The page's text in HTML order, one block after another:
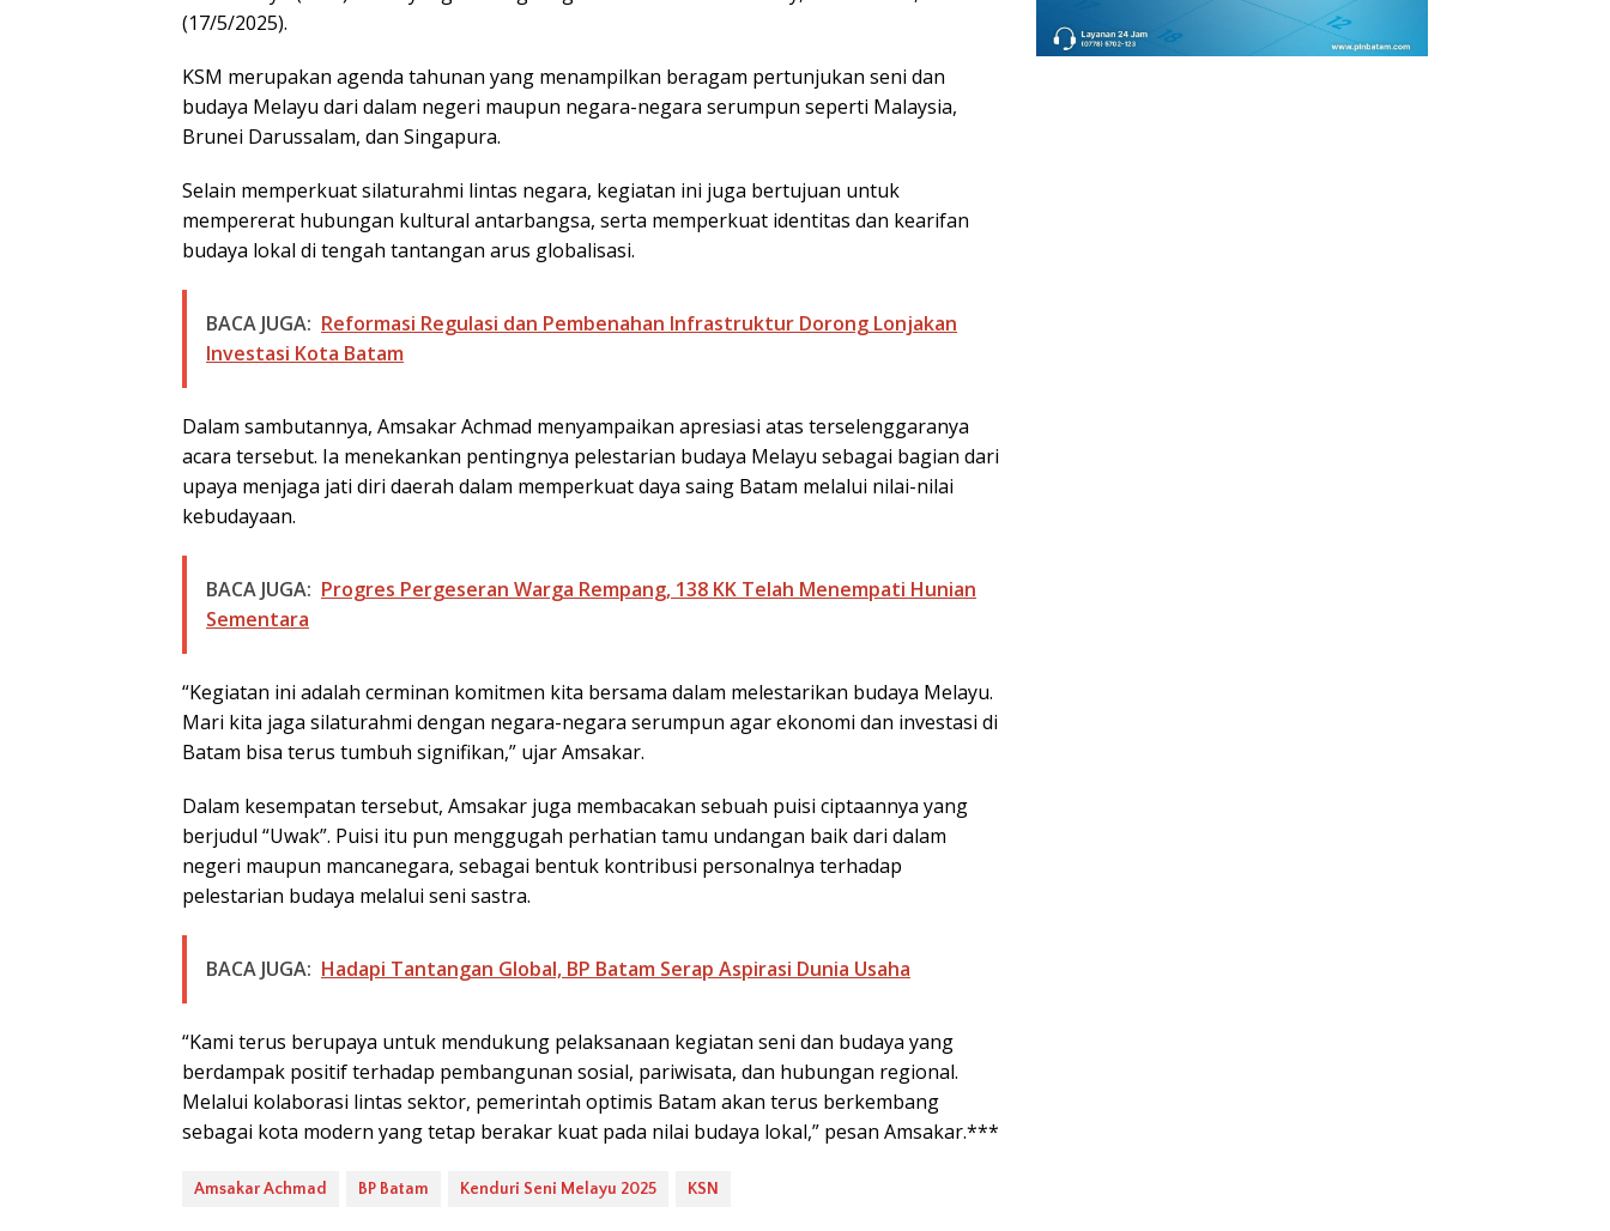
(17/5/2025).
KSM merupakan agenda tahunan yang menampilkan beragam pertunjukan seni dan
budaya Melayu dari dalam negeri maupun negara-negara serumpun seperti Malaysia,
Brunei Darussalam, dan Singapura.
Selain memperkuat silaturahmi lintas negara, kegiatan ini juga bertujuan untuk
mempererat hubungan kultural antarbangsa, serta memperkuat identitas dan kearifan
budaya lokal di tengah tantangan arus globalisasi.
BACA JUGA: Reformasi Regulasi dan Pembenahan Infrastruktur Dorong Lonjakan
Investasi Kota Batam
Dalam sambutannya, Amsakar Achmad menyampaikan apresiasi atas terselenggaranya
acara tersebut. Ia menekankan pentingnya pelestarian budaya Melayu sebagai bagian dari
upaya menjaga jati diri daerah dalam memperkuat daya saing Batam melalui nilai-nilai
kebudayaan.
BACA JUGA: Progres Pergeseran Warga Rempang, 138 KK Telah Menempati Hunian
Sementara
“Kegiatan ini adalah cerminan komitmen kita bersama dalam melestarikan budaya Melayu.
Mari kita jaga silaturahmi dengan negara-negara serumpun agar ekonomi dan investasi di
Batam bisa terus tumbuh signifikan,” ujar Amsakar.
Dalam kesempatan tersebut, Amsakar juga membacakan sebuah puisi ciptaannya yang
berjudul “Uwak”. Puisi itu pun menggugah perhatian tamu undangan baik dari dalam
negeri maupun mancanegara, sebagai bentuk kontribusi personalnya terhadap
pelestarian budaya melalui seni sastra.
BACA JUGA: Hadapi Tantangan Global, BP Batam Serap Aspirasi Dunia Usaha
“Kami terus berupaya untuk mendukung pelaksanaan kegiatan seni dan budaya yang
berdampak positif terhadap pembangunan sosial, pariwisata, dan hubungan regional.
Melalui kolaborasi lintas sektor, pemerintah optimis Batam akan terus berkembang
sebagai kota modern yang tetap berakar kuat pada nilai budaya lokal,” pesan Amsakar.***
Amsakar Achmad BP Batam Kenduri Seni Melayu 2025 KSN